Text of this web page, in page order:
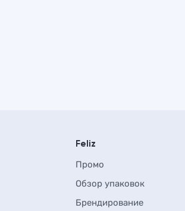
Feliz
Промо
Обзор упаковок
Брендирование